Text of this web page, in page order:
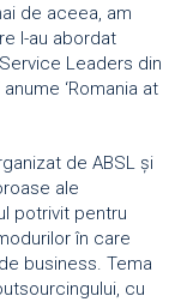
de aceea, am
l-au abordat
Leaders din
‘Romania at
de ABSL și
ale
potrivit pentru
în care
business. Tema
cu